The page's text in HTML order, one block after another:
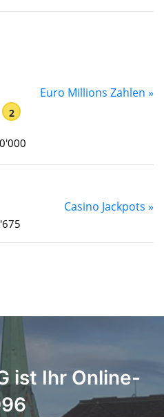
Euro Millions Zahlen »
2
Casino Jackpots »
ist Ihr Online-